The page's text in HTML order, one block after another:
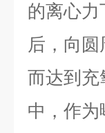
的离心
后，向
而达到充
中，作为